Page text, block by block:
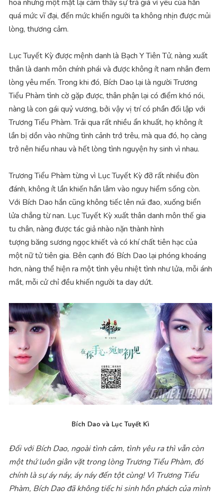
hoa nhưng một mặt lại cảm thấy sự trả giá vì yêu của hắn
quá mức vĩ đại, đến mức khiến người ta không nhịn được mủi
lòng, thương cảm.
Lục Tuyết Kỳ được mệnh danh là Bạch Y Tiên Tử, nàng xuất
thân là danh môn chính phái và được không ít nam nhân đem
lòng yêu mến. Trong khi đó, Bích Dao lại là người Trương
Tiểu Phàm tình cờ gặp được, thân phận lại có điểm khó nói,
nàng là con gái quỷ vương, bởi vậy vị trí có phần đối lập với
Trương Tiểu Phàm. Trải qua rất nhiều ẩn khuất, họ không ít
lần bị dồn vào những tình cảnh trớ trêu, mà qua đó, họ càng
trở nên hiểu nhau và hết lòng tình nguyện hy sinh vì nhau.
Trương Tiểu Phàm từng vì Lục Tuyết Kỳ đỡ rất nhiều đòn
đánh, không ít lần khiến hắn lâm vào nguy hiểm sống còn.
Với Bích Dao hắn cũng không tiếc lên núi đao, xuống biển
lửa chẳng từ nan. Lục Tuyết Kỳ xuất thân danh môn thế gia
tu chân, nàng được tác giả nhào nặn thành hình
tượng băng sương ngọc khiết và có khí chất tiên hạc của
một nữ tử tiên gia. Bên cạnh đó Bích Dao lại phóng khoáng
hơn, nàng thể hiện ra một tình yêu nhiệt tình như lửa, mỗi ánh
mắt, mỗi cử chỉ đều khiến người ta day dứt.
Bích Dao và Lục Tuyết Kì
Đối với Bích Dao, ngoài tình cảm, tình yêu ra thì vẫn còn
một thứ luôn giằn vặt trong lòng Trương Tiểu Phàm, đó
chính là sự áy náy, áy náy đến tột cùng! Vì Trương Tiểu
Phàm, Bích Dao đã không tiếc hi sinh hồn phách của mình